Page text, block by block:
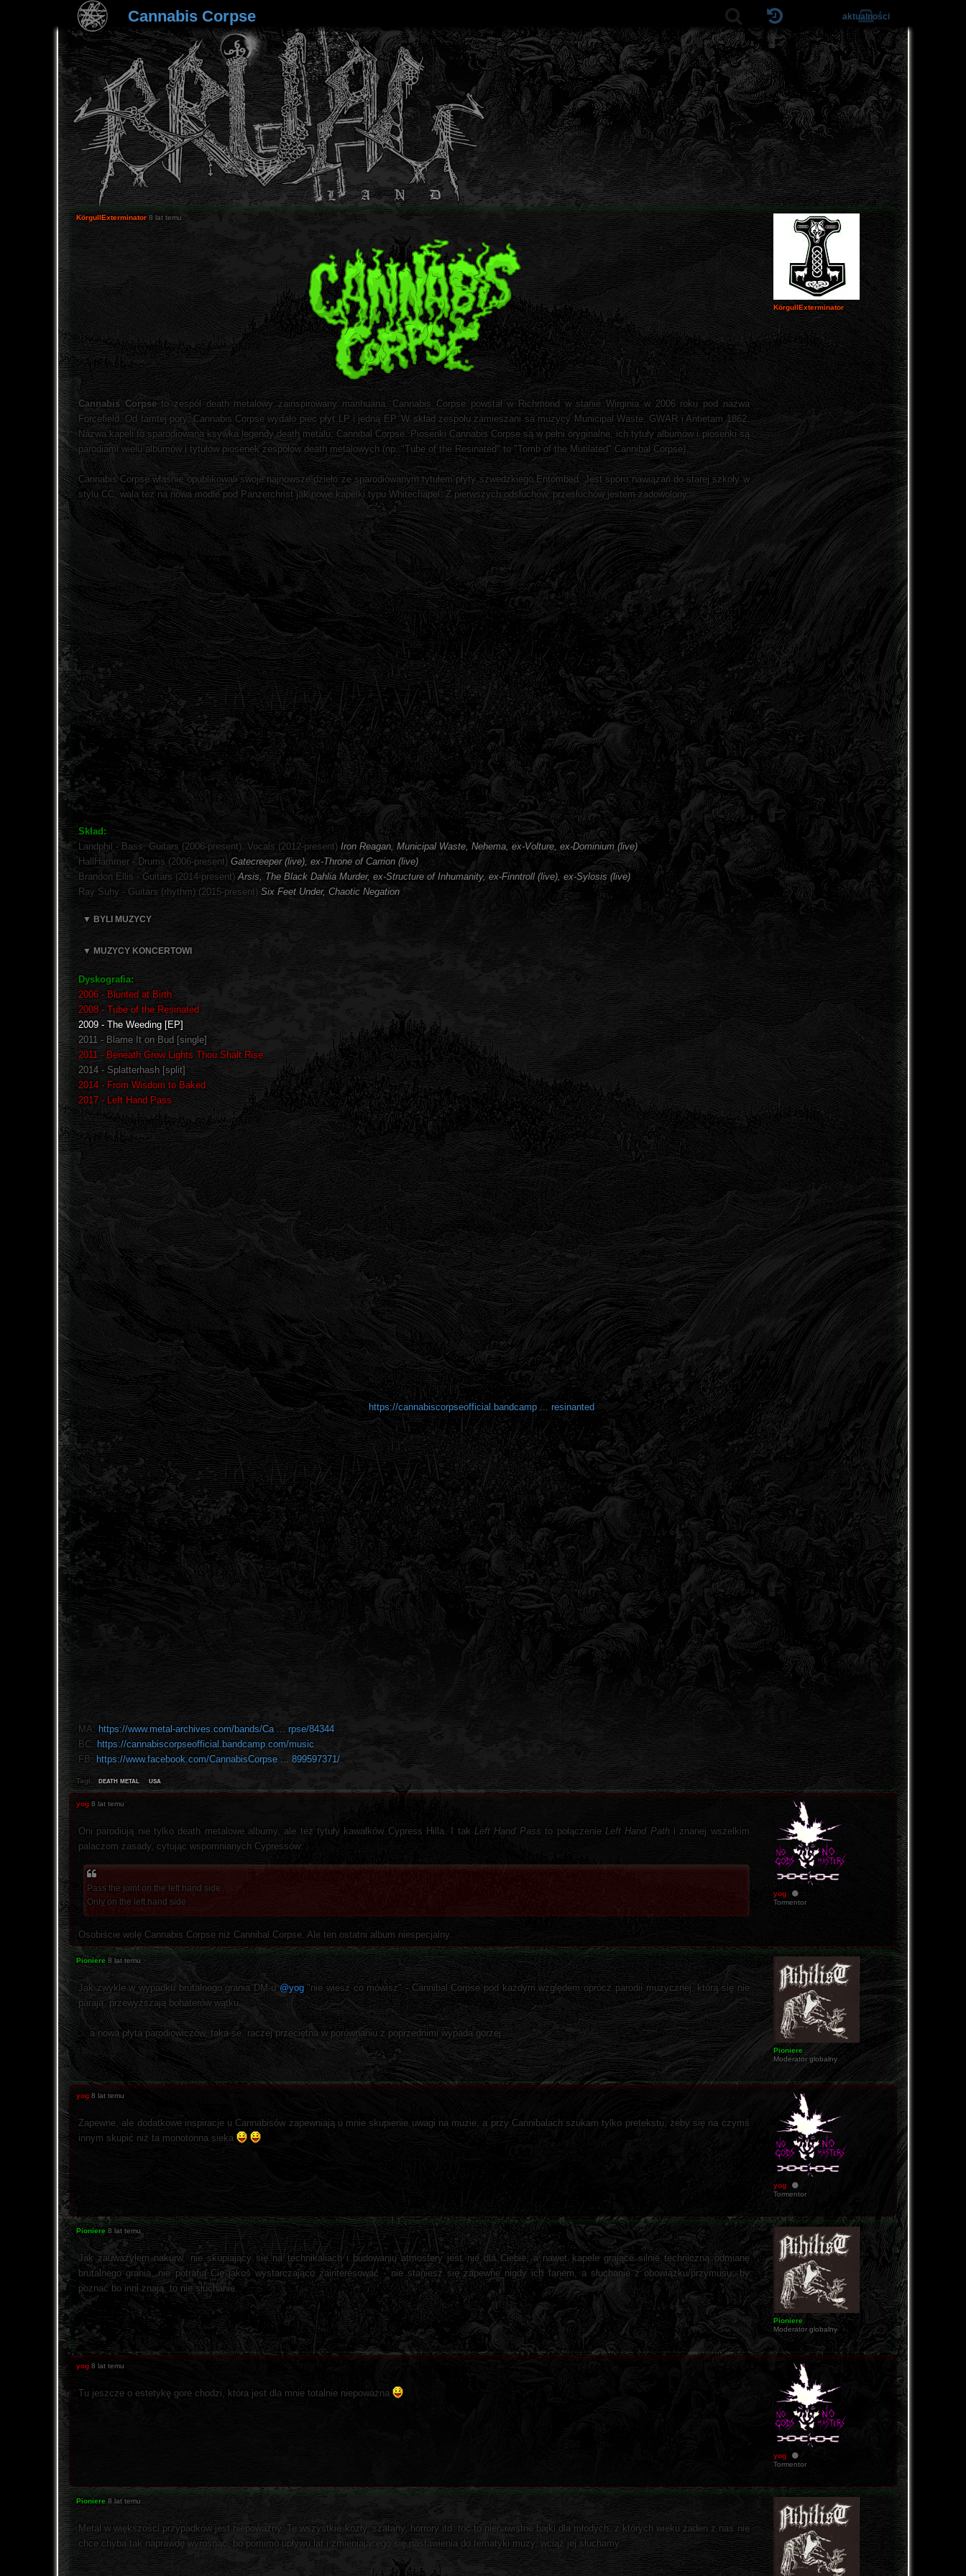
Cannabis Corpse aktualności
KörgullExterminator
KörgullExterminator 8 lat temu
Cannabis Corpseto zespól death metalowy zainspirowany marihuana. Cannabis Corpse powstał w Richmond w stanie Wirginia w 2006 roku pod nazwa
Forcefield. Od tamtej pory, Cannabis Corpse wydało piec płyt LP i jedną EP. W skład zespołu zamieszani sa muzycy Municipal Waste, GWAR i Antietam 1862.
Nazwa kapeli to sparodiowana ksywka legendy death metalu, Cannibal Corpse. Piosenki Cannabis Corpse są w pełni oryginalne, ich tytuły albumów i piosenki są
parodiami wielu albumów i tytułów piosenek zespołów death metalowych (np. "Tube of the Resinated" to "Tomb of the Mutilated" Cannibal Corpse).
Cannabis Corpse własnie opublikowali swoje najnowsze dzieło ze sparodiowanym tytułem płyty szwedzkiego Entombed. Jest sporo nawiązań do starej szkoły w
stylu CC, wala tez na nowa modle pod Panzerchrist jak nowe kapelki typu Whitechapel. Z pierwszych odsłuchów, przesłuchów jestem zadowolony.
Skład:
Landphil - Bass, Guitars (2006-present), Vocals (2012-present) Iron Reagan, Municipal Waste, Nehema, ex-Volture, ex-Dominium (live)
HallHammer - Drums (2006-present) Gatecreeper (live), ex-Throne of Carrion (live)
Brandon Ellis - Guitars (2014-present)Arsis, The Black Dahlia Murder, ex-Structure of Inhumanity, ex-Finntroll (live), ex-Sylosis (live)
Ray Suhy - Guitars (rhythm) (2015-present) Six Feet Under, Chaotic Negation
▼ BYLI MUZYCY
▼ MUZYCY KONCERTOWI
Dyskografia:
2006 - Blunted at Birth
2008 - Tube of the Resinated
2009 - The Weeding [EP]
2011 - Blame It on Bud [single]
2011 - Beneath Grow Lights Thou Shalt Rise
2014 - Splatterhash [split]
2014 - From Wisdom to Baked
2017 - Left Hand Pass
https://cannabiscorpseofficial.bandcamp ... resinanted
MA: https://www.metal-archives.com/bands/Ca ... rpse/84344
BC: https://cannabiscorpseofficial.bandcamp.com/music
FB: https://www.facebook.com/CannabisCorpse ... 899597371/
Tagi: death metal usa
yog
Tormentor
yog 8 lat temu
Oni parodiują nie tylko death metalowe albumy, ale też tytuły kawałków Cypress Hilla. I takLeft Hand Pass to połączenie Left Hand Pathi znanej wszelkim
palaczom zasady, cytując wspomnianych Cypressów:
Pass the joint on the left hand side
Only on the left hand side
Osobiście wolę Cannabis Corpse niż Cannibal Corpse. Ale ten ostatni album niespecjalny.
Pioniere
Moderator globalny
Pioniere 8 lat temu
Jak zwykle w wypadku brutalnego grania DM-u @yog"nie wiesz co mówisz" - Cannibal Corpse pod każdym względem oprócz parodii muzycznej, którą się nie
parają, przewyższają bohaterów wątku.
... a nowa płyta parodiowiczów, taka se, raczej przeciętna w porównaniu z poprzednimi wypada gorzej.
yog
Tormentor
yog 8 lat temu
Zapewne, ale dodatkowe inspiracje u Cannabisów zapewniają u mnie skupienie uwagi na muzie, a przy Cannibalach szukam tylko pretekstu, żeby się na czymś
innym skupić niż ta monotonna sieka
Pioniere
Moderator globalny
Pioniere 8 lat temu
Jak zauważyłem nakurw, nie skupiający się na technikaliach i budowaniu atmosfery jest nie dla Ciebie, a nawet kapele grające silnie techniczną odmianę
brutalnego grania, nie potrafią Cię jakoś wystarczająco zainteresować - nie staniesz się zapewne nigdy ich fanem, a słuchanie z obowiązku/przymusu, by
poznać bo inni znają, to nie słuchanie.
yog
Tormentor
yog 8 lat temu
Tu jeszcze o estetykę gore chodzi, która jest dla mnie totalnie niepoważna
Pioniere 8 lat temu
Metal w większości przypadków jest niepoważny. Te wszystkie kozły, szatany, horrory itd. toć to nienawistne bajki dla młodych, z których wieku żaden z nas nie
chce chyba tak naprawdę wyrosnąć, bo pomimo upływu lat i zmieniającego się nastawienia do tematyki muzy, wciąż jej słuchamy.